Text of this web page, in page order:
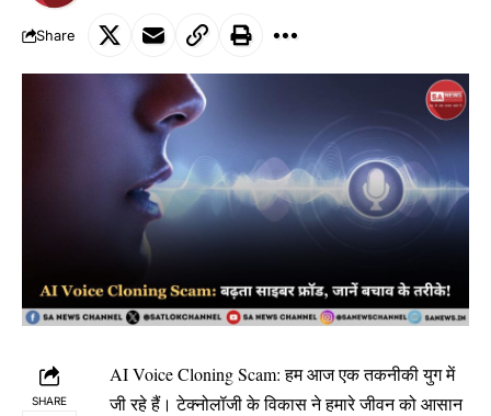
Share
SHARE
AI Voice Cloning Scam: हम आज एक तकनीकी युग में
जी रहे हैं। टेक्नोलॉजी के विकास ने हमारे जीवन को आसान